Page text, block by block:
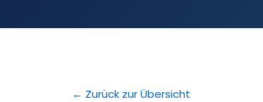
← Zurück zur Übersicht